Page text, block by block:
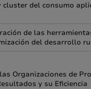
del consumo
de las
del desarrollo
Organizaciones de
y su Eficiencia